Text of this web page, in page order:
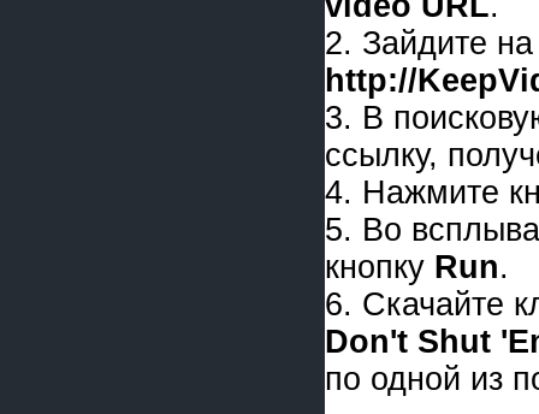
2. Зайдите на
http://
3. В
ссылку,
4. Нажмите
5. Во
кнопку Run.
6. Скачайте
Don't Shut
по одной из